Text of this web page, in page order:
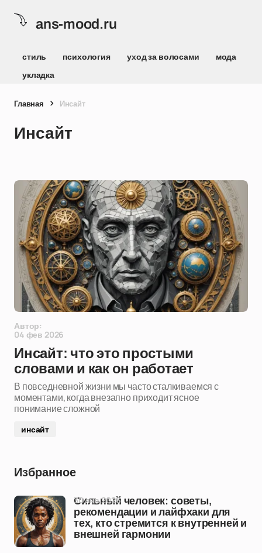
ans-mood.ru
стиль психология уход за волосами
мода
укладка
Главная Инсайт
Инсайт
Автор:
04 фев 2026
Инсайт: что это простыми
словами и как он работает
В повседневной жизни мы часто сталкиваемся с
моментами, когда внезапно приходит ясное
понимание сложной
инсайт
Избранное
Сильный человек: советы,
рекомендации и лайфхаки для
тех, кто стремится к внутренней и
внешней гармонии
30 янв 2026